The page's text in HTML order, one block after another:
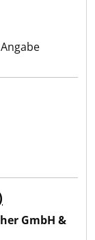
GmbH &